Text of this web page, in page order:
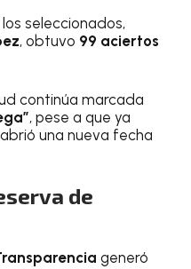
seleccionados,
, obtuvo 99 aciertos
continúa marcada
, pese a que ya
una nueva fecha
de
generó